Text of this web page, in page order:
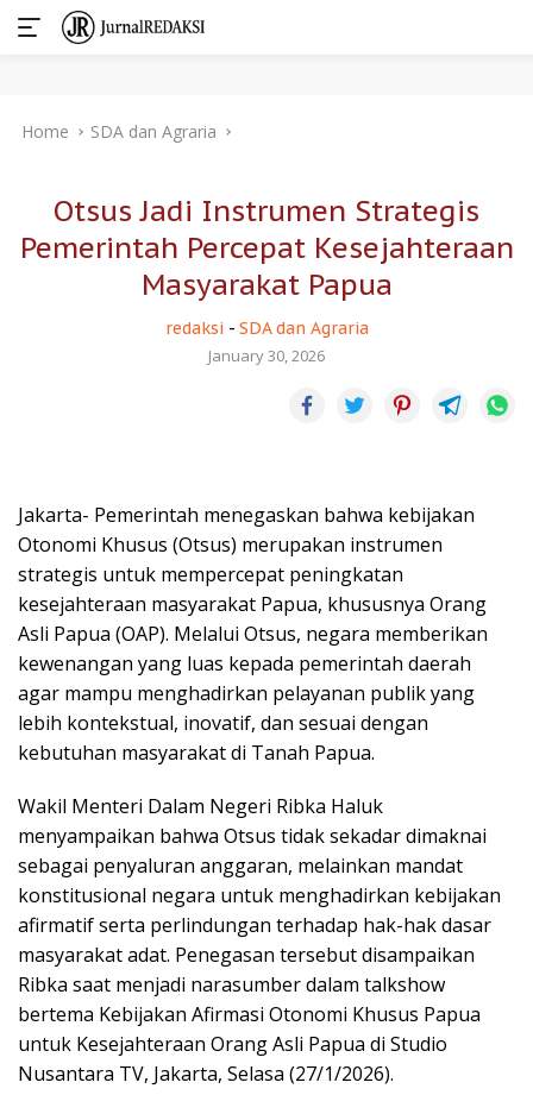
Home SDA dan Agraria
Otsus Jadi Instrumen Strategis
Pemerintah Percepat Kesejahteraan
Masyarakat Papua
redaksi - SDA dan Agraria
January 30, 2026
Jakarta- Pemerintah menegaskan bahwa kebijakan
Otonomi Khusus (Otsus) merupakan instrumen
strategis untuk mempercepat peningkatan
kesejahteraan masyarakat Papua, khususnya Orang
Asli Papua (OAP). Melalui Otsus, negara memberikan
kewenangan yang luas kepada pemerintah daerah
agar mampu menghadirkan pelayanan publik yang
lebih kontekstual, inovatif, dan sesuai dengan
kebutuhan masyarakat di Tanah Papua.
Wakil Menteri Dalam Negeri Ribka Haluk
menyampaikan bahwa Otsus tidak sekadar dimaknai
sebagai penyaluran anggaran, melainkan mandat
konstitusional negara untuk menghadirkan kebijakan
afirmatif serta perlindungan terhadap hak-hak dasar
masyarakat adat. Penegasan tersebut disampaikan
Ribka saat menjadi narasumber dalam talkshow
bertema Kebijakan Afirmasi Otonomi Khusus Papua
untuk Kesejahteraan Orang Asli Papua di Studio
Nusantara TV, Jakarta, Selasa (27/1/2026).